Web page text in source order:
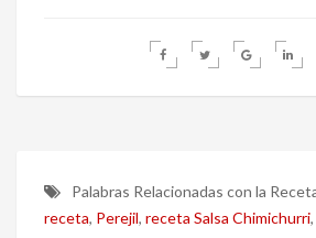
Palabras Relacionadas con la
receta, Perejil, receta Salsa Chimichurri,